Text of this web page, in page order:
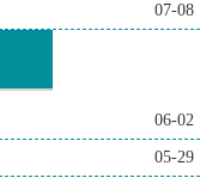
07-08
06-02
05-29